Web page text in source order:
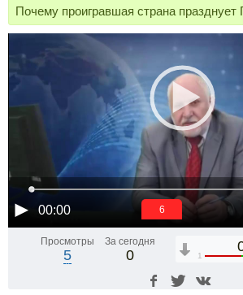
Почему проигравшая страна празднует
00:00 6
Просмотры
5
За сегодня
0 1